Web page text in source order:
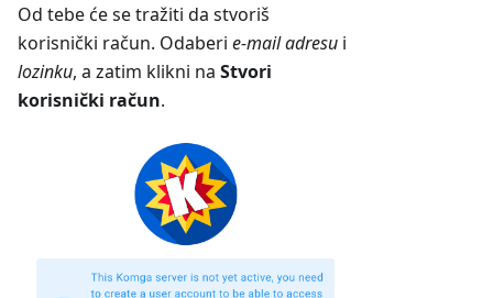
Od tebe će se tražiti da stvoriš
korisnički račun. Odaberi e-mail adresu i
lozinku, a zatim klikni na Stvori
korisnički račun.